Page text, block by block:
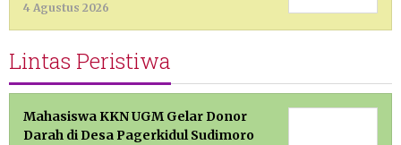
4 Agustus 2026
Lintas Peristiwa
Mahasiswa KKN UGM Gelar Donor
Darah di Desa Pagerkidul Sudimoro